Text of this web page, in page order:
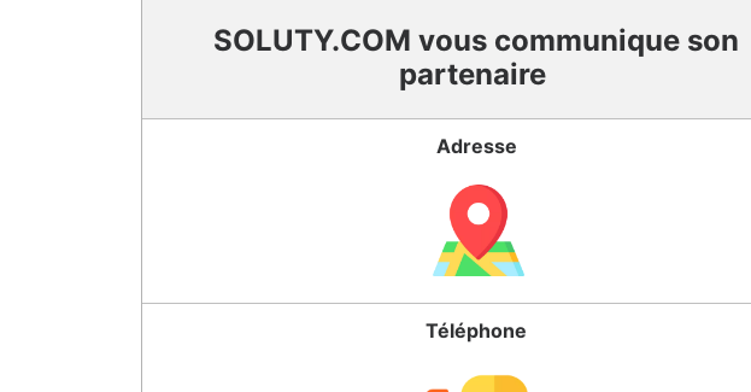
SOLUTY.COM vous communique son
partenaire
Adresse
Téléphone